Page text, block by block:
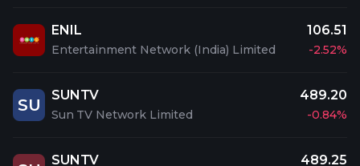
ENIL
Entertainment Network (India) Limited
106.51
-2.52%
SU
SUNTV
Sun TV Network Limited
489.20
-0.84%
SUNTV 489.25